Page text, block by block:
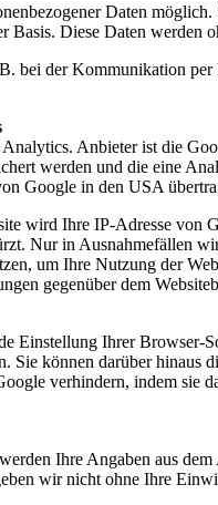
Daten
Diese Daten werden
bei der Kommunikation
Analytics. Anbieter ist die
werden und die eine
Google in den USA
wird Ihre IP-Adresse von
Nur in Ausnahmefällen
um Ihre Nutzung der
gegenüber dem
Einstellung Ihrer
können darüber
verhindern, indem
Ihre Angaben aus
wir nicht ohne Ihre